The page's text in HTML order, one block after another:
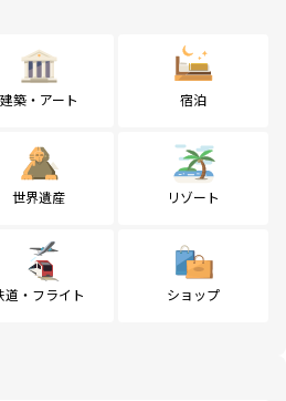
建築・アート 宿泊
世界遺産 リゾート
道・フライト ショップ